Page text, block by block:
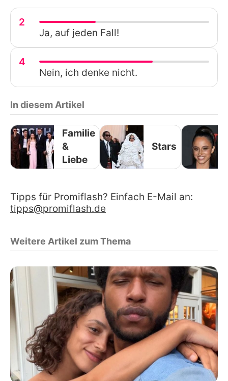
2
Ja, auf jeden Fall!
4
Nein, ich denke nicht.
In diesem Artikel
Familie
&
Liebe
Stars
Tipps für Promiflash? Einfach E-Mail an:
tipps@promiflash.de
Weitere Artikel zum Thema